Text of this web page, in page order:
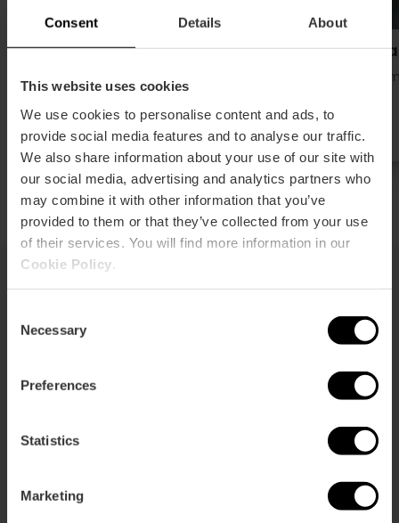
Consent Details About
This website uses cookies
We use cookies to personalise content and ads, to
provide social media features and to analyse our traffic.
We also share information about your use of our site with
our social media, advertising and analytics partners who
may combine it with other information that you’ve
provided to them or that they’ve collected from your use
of their services. You will find more information in our
Cookie Policy
Selection
Necessary
Preferences
Statistics
Marketing
Bodega Casa Montaña
Villes maritimes et plages
4 We’re Smart Green Guide
Villes
Sorties en mer